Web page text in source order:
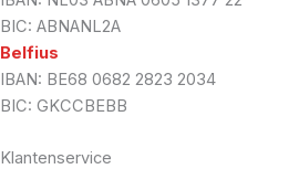
BIC: ABNANL2A
Belfius
IBAN: BE68 0682 2823 2034
BIC: GKCCBEBB
Klantenservice